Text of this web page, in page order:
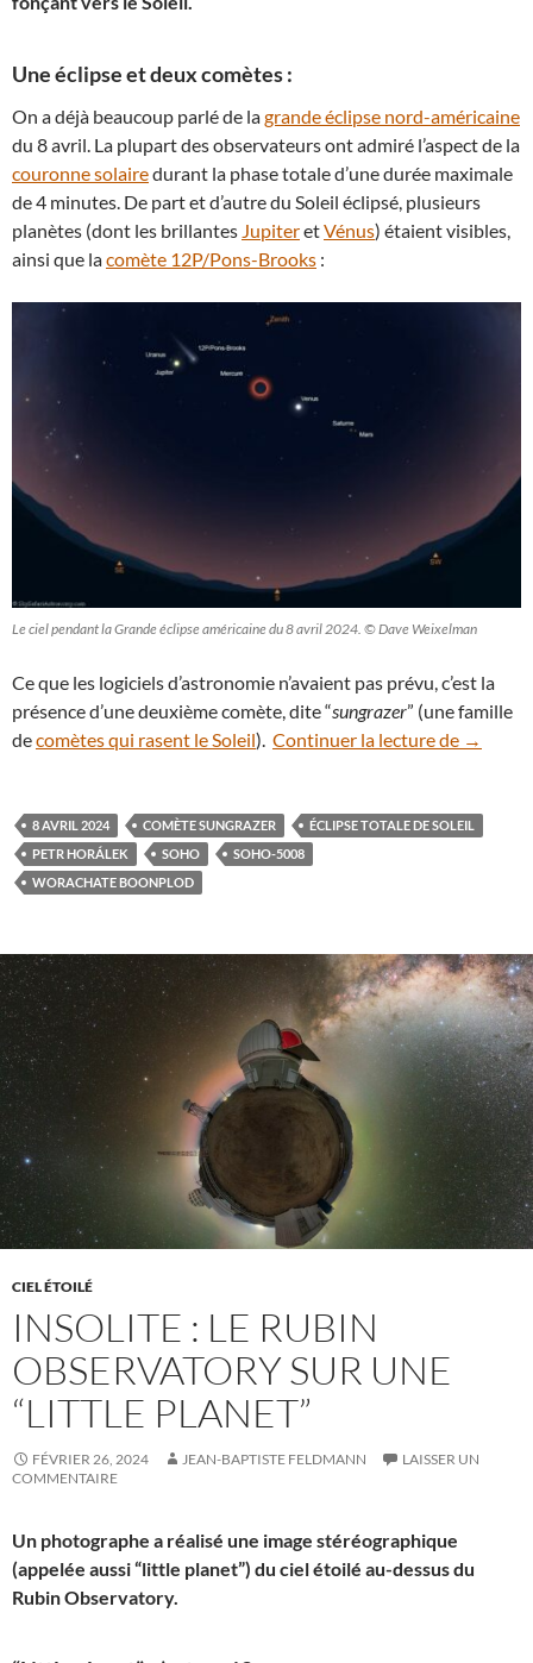
Une éclipse et deux comètes :
On a déjà beaucoup parlé de lagrande éclipse nord-américaine
du 8 avril. La plupart des observateurs ont admiré l’aspect de la
couronne solairedurant la phase totale d’une durée maximale
de 4 minutes. De part et d’autre du Soleil éclipsé, plusieurs
planètes (dont les brillantes JupiteretVénus) étaient visibles,
ainsi que lacomète 12P/Pons-Brooks :
Le ciel pendant la Grande éclipse américaine du 8 avril 2024. © Dave Weixelman
Ce que les logiciels d’astronomie n’avaient pas prévu, c’est la
présence d’une deuxième comète, dite “sungrazer” (une famille
decomètes qui rasent le Soleil). Continuer la lecture de Une
→
8 AVRIL 2024 COMÈTE SUNGRAZER
ÉCLIPSE TOTALE DE SOLEIL
PETR HORÁLEK
SOHO
SOHO-5008
WORACHATE BOONPLOD
CIEL ÉTOILÉ
INSOLITE : LE RUBIN
OBSERVATORY SUR UNE
“LITTLE PLANET”
FÉVRIER 26, 2024 JEAN-BAPTISTE FELDMANN
LAISSER UN
COMMENTAIRE
Un photographe a réalisé une image stéréographique
(appelée aussi “little planet”) du ciel étoilé au-dessus du
Rubin Observatory.